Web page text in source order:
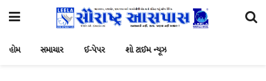
હોમ સમાચાર ઈ-પેપર શો ટાઈમ ન્યૂઝ